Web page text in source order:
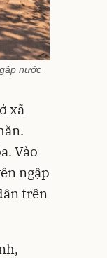
nước
xã
Vào
ngập
trên